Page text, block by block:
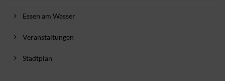
Essen am Wasser
Veranstaltungen
Stadtplan